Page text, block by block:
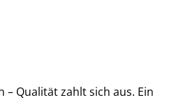
Qualität zahlt sich aus. Ein